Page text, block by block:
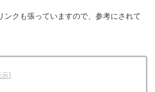
ンクも張っていますので、参考にされて
示]